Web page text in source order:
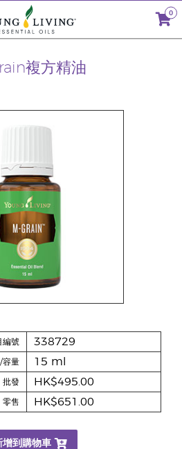
0
複方精油
編號 338729
容量 15 ml
批發 HK$495.00
零售 HK$651.00
增到購物車